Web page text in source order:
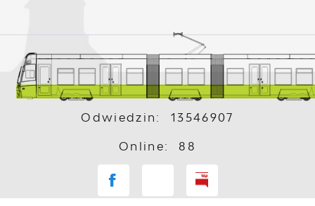
Odwiedzin: 13546907
Online: 88